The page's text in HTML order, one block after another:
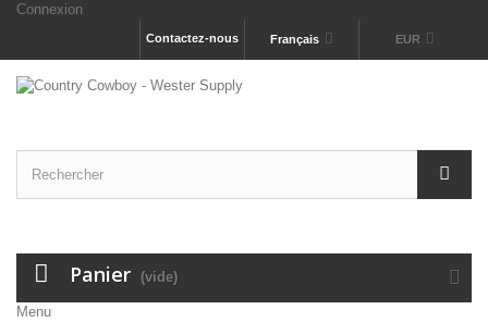
Connexion
EUR
Français
Contactez-nous
Panier (vide)
Menu